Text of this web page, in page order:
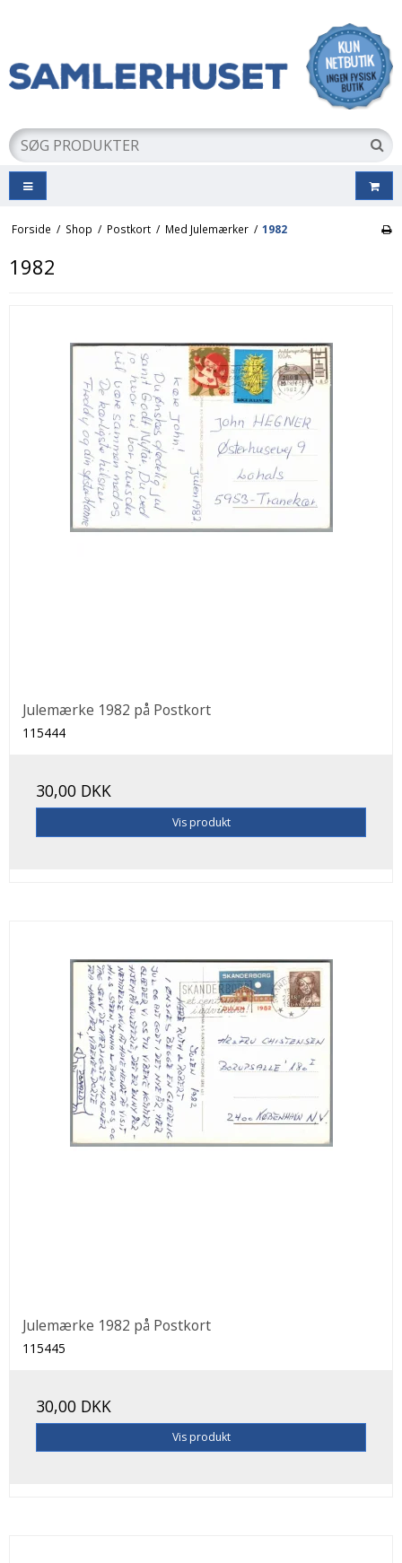
Forside / Shop / Postkort / Med Julemærker / 1982
1982
Julemærke 1982 på Postkort
115444
30,00 DKK
Vis produkt
Julemærke 1982 på Postkort
115445
30,00 DKK
Vis produkt